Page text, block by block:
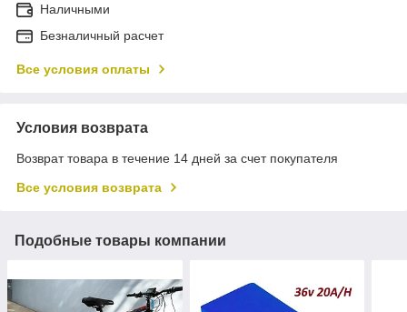
Наличными
Безналичный расчет
Все условия оплаты
Условия возврата
Возврат товара в течение 14 дней за счет покупателя
Все условия возврата
Подобные товары компании